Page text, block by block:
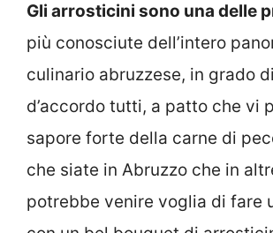
Gli arrosticini sono una delle
più conosciute dell’intero
culinario abruzzese, in grado
d’accordo tutti, a patto che vi
sapore forte della carne di
che siate in Abruzzo che in
potrebbe venire voglia di fare